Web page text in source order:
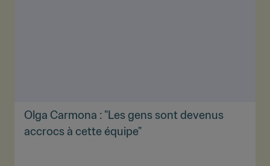
Olga Carmona : "Les gens sont devenus
accrocs à cette équipe"